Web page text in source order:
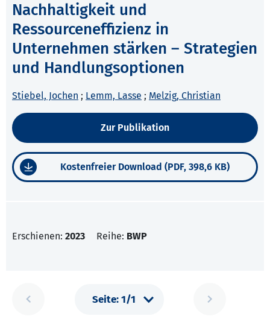
Nachhaltigkeit und
Ressourceneffizienz in
Unternehmen stärken – Strategien
und Handlungsoptionen
Stiebel, Jochen ; Lemm, Lasse ; Melzig, Christian
Zur Publikation
Kostenfreier Download (PDF, 398,6 KB)
Erschienen: 2023 Reihe: BWP